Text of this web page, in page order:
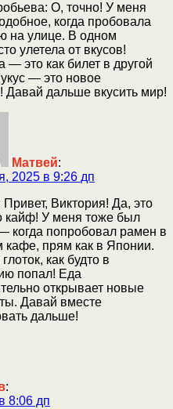
О, точно! У меня
когда пробовала
на улице. В одном
улетела от вкусов!
— это как билет в другой
— это новое
Давай дальше вкусить мир!
Матвей:
2025 в 9:26 дп
Виктория! Да, это
кайф! У меня тоже был
когда попробовал рамен в
кафе, прям как в Японии.
как будто в
попал! Еда
открывает новые
Давай вместе
дальше!
:
8:06 дп